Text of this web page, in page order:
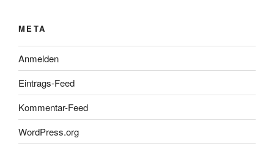
META
Anmelden
Eintrags-Feed
Kommentar-Feed
WordPress.org